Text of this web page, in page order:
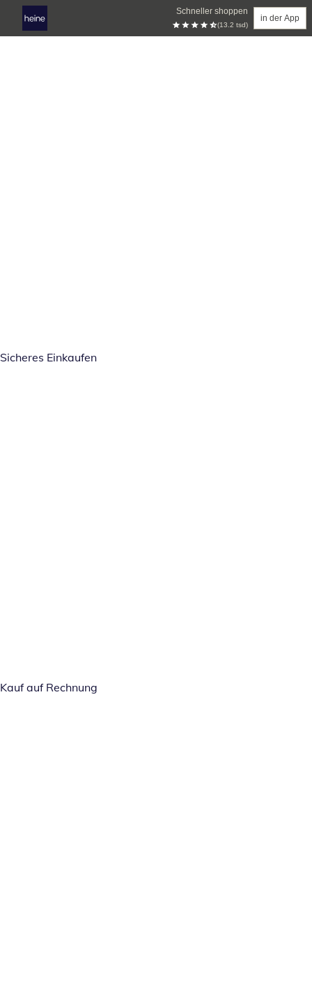
Schneller shoppen
(13.2 tsd)
in der App
Sicheres Einkaufen
Kauf auf Rechnung